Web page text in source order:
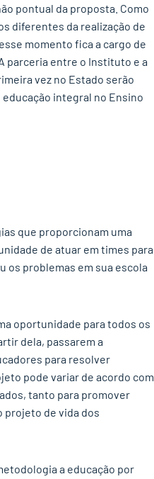
pontual da proposta. Como
diferentes da realização de
momento fica a cargo de
parceria entre o Instituto e a
vez no Estado serão
integral no Ensino
que proporcionam uma
de atuar em times para
os problemas em sua escola
oportunidade para todos os
dela, passarem a
para resolver
pode variar de acordo com
tanto para promover
projeto de vida dos
a educação por